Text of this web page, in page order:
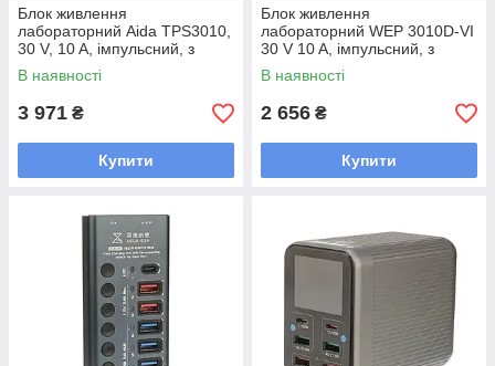
Блок живлення
лабораторний Aida TPS3010,
30 V, 10 A, імпульсний, з
цифровою індикацією
(V/A/W), USB 5V/2A
В наявності
3 971 ₴
Купити
Блок живлення
лабораторний WEP 3010D-VI
30 V 10 A, імпульсний, з
цифровою індикацією (V/A),
USB QC 5V-12V/20W
В наявності
2 656 ₴
Купити